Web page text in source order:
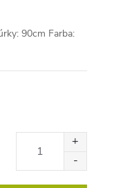
90cm Farba: